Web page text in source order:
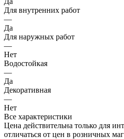
Для внутренних работ
—
Да
Для наружных работ
—
Нет
Водостойкая
—
Да
Декоративная
—
Нет
Все характеристики
Цена действительна только для
отличаться от цен в розничных